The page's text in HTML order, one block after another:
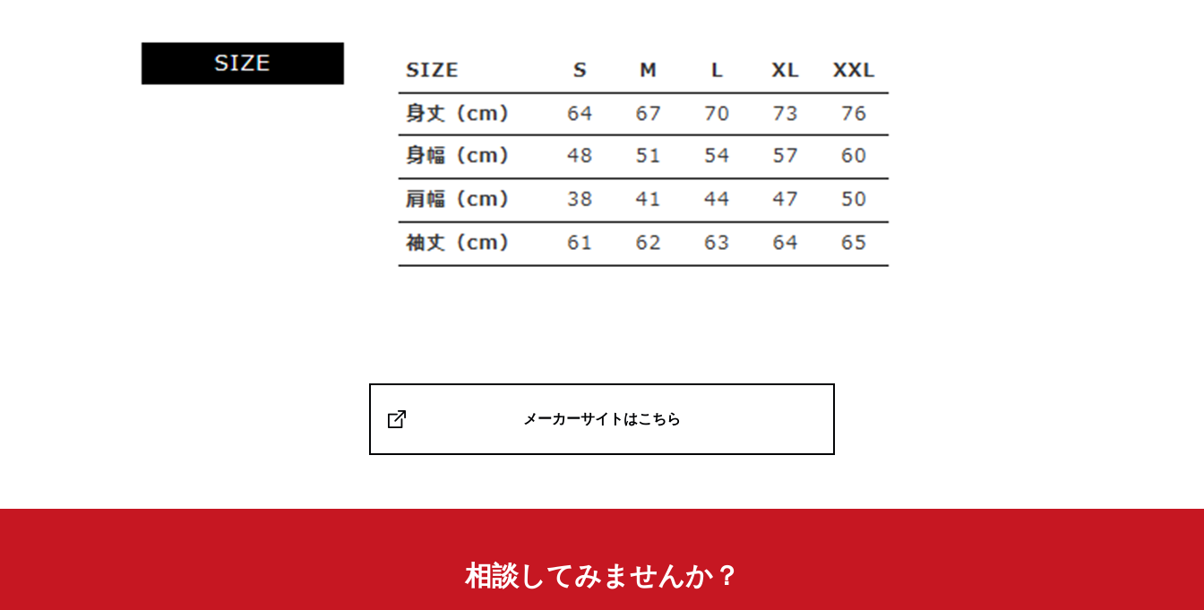
メーカーサイトはこちら
相談してみませんか？